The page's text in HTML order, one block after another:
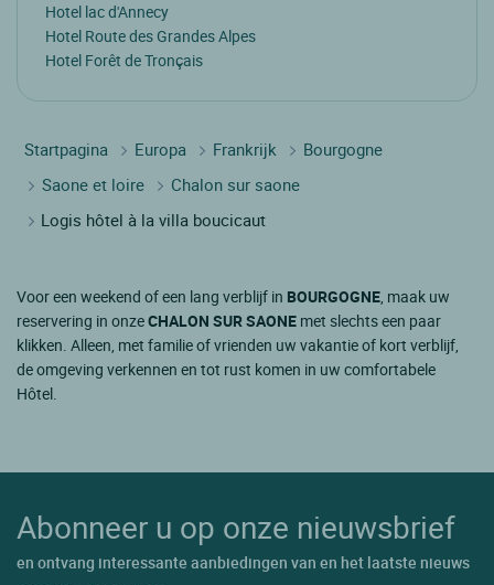
Hotel lac d'Annecy
Hotel Route des Grandes Alpes
Hotel Forêt de Tronçais
Startpagina Europa Frankrijk
Bourgogne
Saone et loire
Chalon sur saone
Logis hôtel à la villa boucicaut
Voor een weekend of een lang verblijf in BOURGOGNE, maak uw
reservering in onzeCHALON SUR SAONE met slechts een paar
klikken. Alleen, met familie of vrienden uw vakantie of kort verblijf,
de omgeving verkennen en tot rust komen in uw comfortabele
Hôtel.
Abonneer u op onze nieuwsbrief
en ontvang interessante aanbiedingen van en het laatste nieuws